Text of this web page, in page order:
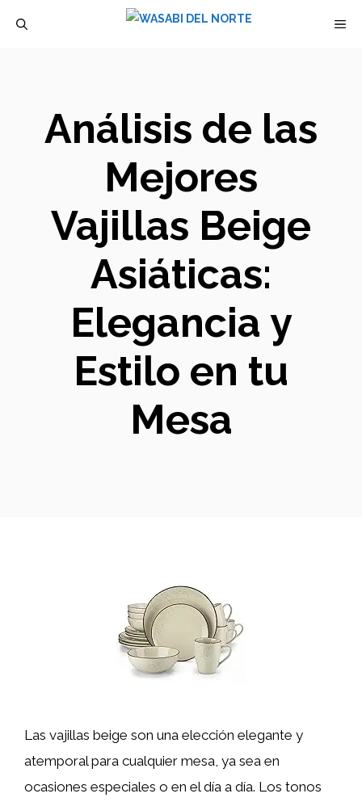
Análisis de las
Mejores
Vajillas Beige
Asiáticas:
Elegancia y
Estilo en tu
Mesa
Las vajillas beige son una elección elegante y
atemporal para cualquier mesa, ya sea en
ocasiones especiales o en el día a día. Los tonos